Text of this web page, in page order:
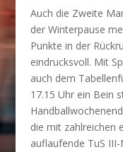
Auch die Zweite
der Winterpause
Punkte in der
eindrucksvoll. Mit
auch dem
17.15 Uhr ein Bein
die mit zahlreichen
auflaufende TuS